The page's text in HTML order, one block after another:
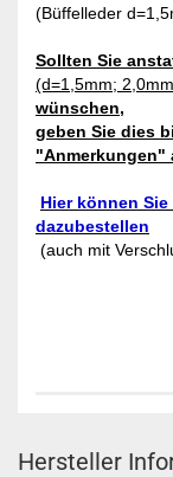
(Büffelleder
Sollten Sie
(d=1,5mm;
wünschen,
geben Sie dies
"Anmerkungen"
Hier können
dazubestellen
(auch mit
Hersteller